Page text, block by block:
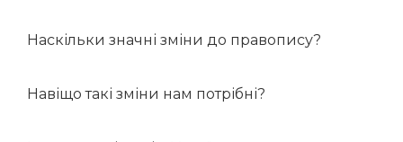
Наскільки значні зміни до правопису?
Навіщо такі зміни нам потрібні?